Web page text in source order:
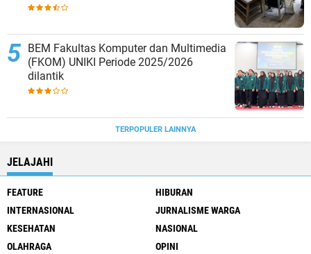
BEM Fakultas Komputer dan Multimedia
(FKOM) UNIKI Periode 2025/2026
dilantik
TERPOPULER LAINNYA
JELAJAHI
FEATURE
HIBURAN
INTERNASIONAL
JURNALISME WARGA
KESEHATAN
NASIONAL
OLAHRAGA
OPINI